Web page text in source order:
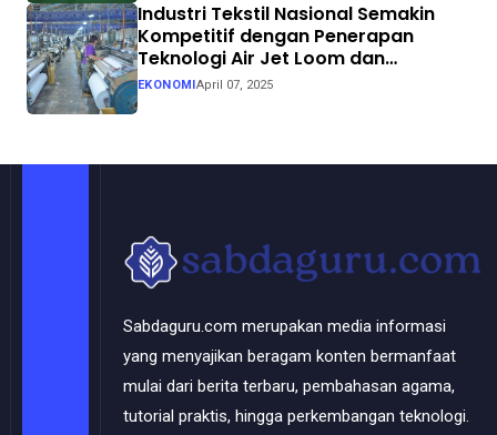
Industri Tekstil Nasional Semakin
Kompetitif dengan Penerapan
Teknologi Air Jet Loom dan
Continuous Dyeing di CV. Garuda
Solo Perkasa
EKONOMI April 07, 2025
Sabdaguru.com merupakan media informasi
yang menyajikan beragam konten bermanfaat
mulai dari berita terbaru, pembahasan agama,
tutorial praktis, hingga perkembangan teknologi.